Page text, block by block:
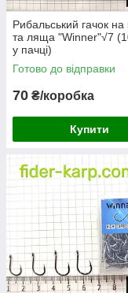
Рибальський гачок на
та ляща "Winner"√7
у пачці)
Готово до відправки
70 ₴/коробка
Купити